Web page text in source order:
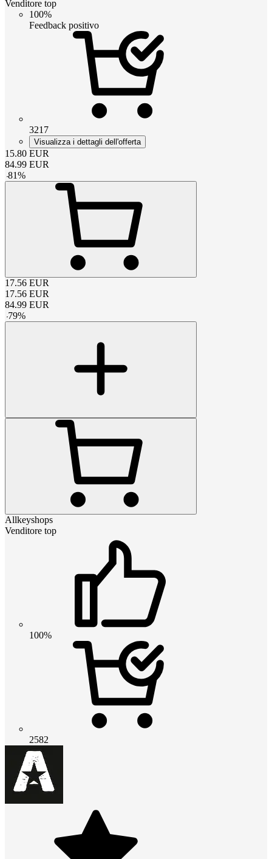
Venditore top
100%
Feedback positivo
3217
Visualizza i dettagli dell'offerta
15.80 EUR
84.99 EUR
-81%
17.56 EUR
17.56 EUR
84.99 EUR
-79%
Allkeyshops
Venditore top
100%
2582